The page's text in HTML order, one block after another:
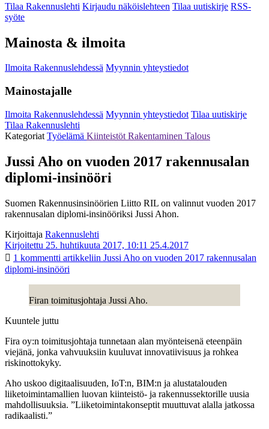
Tilaa Rakennuslehti Kirjaudu näköislehteen Tilaa uutiskirje RSS-
syöte
Mainosta & ilmoita
Ilmoita Rakennuslehdessä Myynnin yhteystiedot
Mainostajalle
Ilmoita Rakennuslehdessä Myynnin yhteystiedot Tilaa uutiskirje
Tilaa Rakennuslehti
Kategoriat Työelämä Kiinteistöt Rakentaminen Talous
Jussi Aho on vuoden 2017 rakennusalan
diplomi-insinööri
Suomen Rakennusinsinöörien Liitto RIL on valinnut vuoden 2017
rakennusalan diplomi-insinööriksi Jussi Ahon.
Kirjoittaja Rakennuslehti
Kirjoitettu 25. huhtikuuta 2017, 10:11 25.4.2017
1 kommentti artikkeliin Jussi Aho on vuoden 2017 rakennusalan
diplomi-insinööri
Firan toimitusjohtaja Jussi Aho.
Kuuntele juttu
Fira oy:n toimitusjohtaja tunnetaan alan myönteisenä eteenpäin
viejänä, jonka vahvuuksiin kuuluvat innovatiivisuus ja rohkea
riskinottokyky.
Aho uskoo digitaalisuuden, IoT:n, BIM:n ja alustatalouden
liiketoimintamallien luovan kiinteistö- ja rakennussektorille uusia
mahdollisuuksia. ”Liiketoimintakonseptit muuttuvat alalla jatkossa
radikaalisti.”